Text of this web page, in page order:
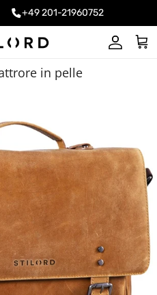
+49 201-21960752
Account
in pelle